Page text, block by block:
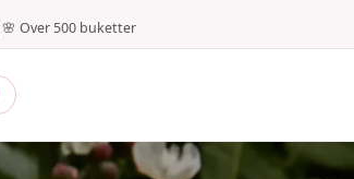
🌸 Over 500 buketter